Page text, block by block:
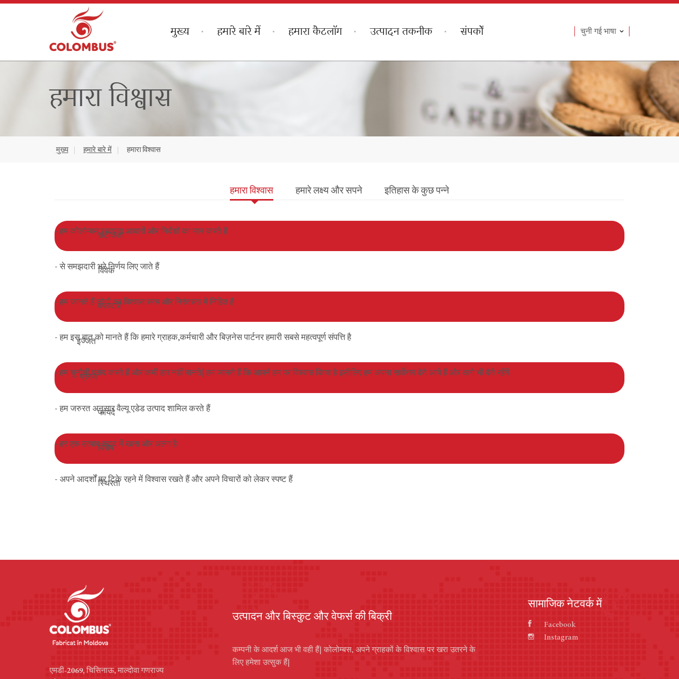
मुख्य हमारे बारे में हमारा कैटलॉग उत्पादन तकनीक संपर्कों चुनी गई भाषा
हमारा विश्वास
मुख्य हमारे बारे में हमारा विश्वास
हमारा विश्वास हमारे लक्ष्य और सपने इतिहास के कुछ पन्ने
सटीकता
- हम कोलोम्बस स्थापना आधारों और निर्देशों का मान करते हैं
विवेक
- से समझदारी भरे निर्णय लिए जाते हैं
वफादारी
- हम जानते हैं लोगों का विश्वास सत्य और निरंतरता में निहित है
इज्जत
- हम इस बात को मानते हैं कि हमारे ग्राहक,कर्मचारी और बिज़नेस पार्टनर हमारी सबसे महत्वपूर्ण संपत्ति है
प्रेरणा
- हम चुनौती पसंद करते हैं और कभी हार नहीं मानते| हम जानते हैं कि आपने हम पर विश्वास किया है इसीलिए हम अपना सर्वोत्तम देते आये हैं और आगे भी देते रहेंगें
फायदे
- हम जरुरत अनुसार वैल्यू एडेड उत्पाद शामिल करते हैं
विशेष
- हर एक उत्पाद स्वाद में खास और अलग है
स्थिरता
- अपने आदर्शों पर टिके रहने में विश्वास रखते हैं और अपने विचारों को लेकर स्पष्ट हैं
एमडी-2069, चिसिनाऊ, माल्दोवा गणराज्य
उत्पादन और बिस्कुट और वेफर्स की बिक्री
कम्पनी के आदर्श आज भी वही हैं| कोलोम्बस, अपने ग्राहकों के विश्वास पर खरा उतरने के
लिए हमेशा उत्सुक हैं|
सामाजिक नेटवर्क में
Facebook
Instagram